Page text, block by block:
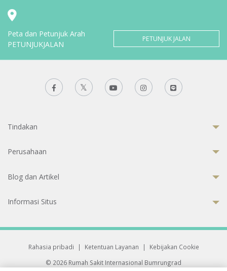
Peta dan Petunjuk Arah
PETUNJUKJALAN
PETUNJUK JALAN
Tindakan
Perusahaan
Blog dan Artikel
Informasi Situs
Rahasia pribadi | Ketentuan Layanan |
Kebijakan Cookie
© 2026 Rumah Sakit Internasional Bumrungrad